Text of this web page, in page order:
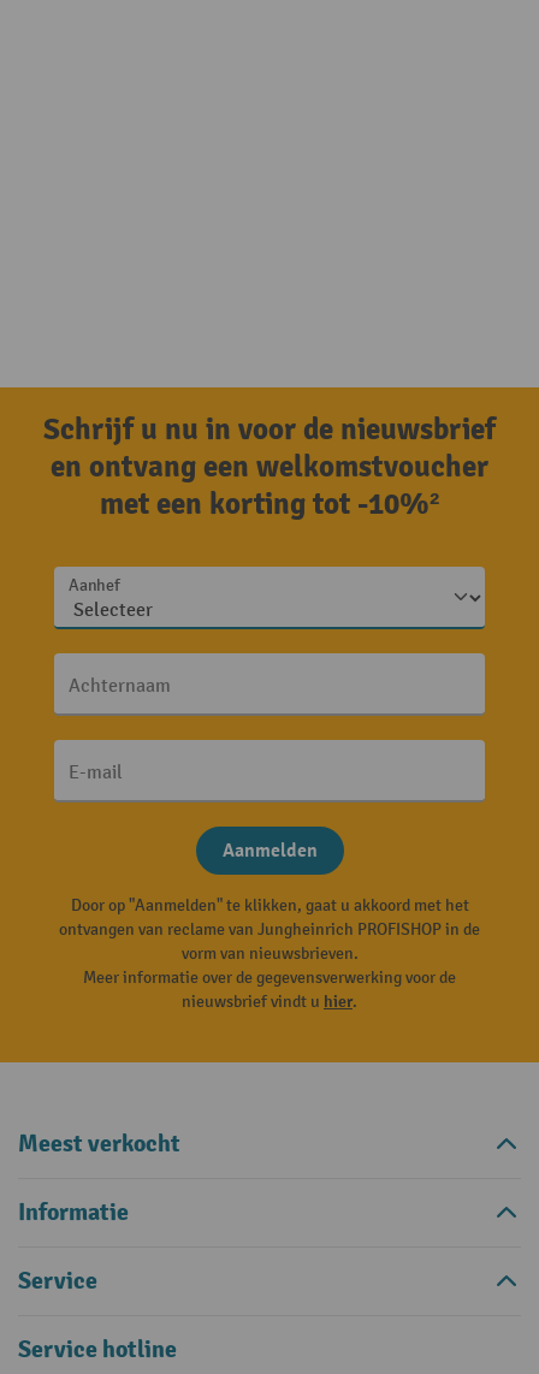
Schrijf u nu in voor de nieuwsbrief
en ontvang een welkomstvoucher
met een korting tot -10%²
Aanhef
Achternaam
E-mail
Aanmelden
Door op "Aanmelden" te klikken, gaat u akkoord met het
ontvangen van reclame van Jungheinrich PROFISHOP in de
vorm van nieuwsbrieven.
Meer informatie over de gegevensverwerking voor de
nieuwsbrief vindt u hier.
Meest verkocht
Informatie
Service
Service hotline